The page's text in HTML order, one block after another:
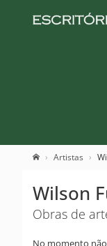
Artistas
Wilson
Obras de
No momento